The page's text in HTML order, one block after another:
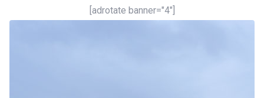
[adrotate banner="4"]